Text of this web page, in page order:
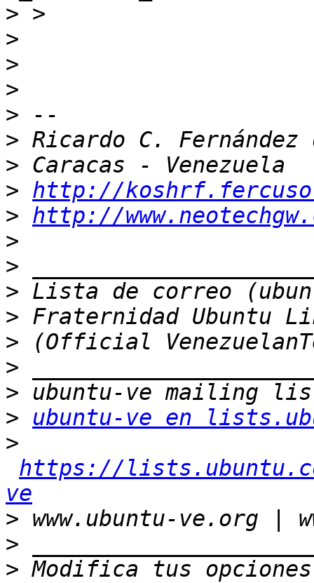
>
>
>
>
>
>
>
> http://
> http://
>
>
>
>
>
>
>
>
ubuntu-ve en
>
https://
ve
>
>
> Modifica tus